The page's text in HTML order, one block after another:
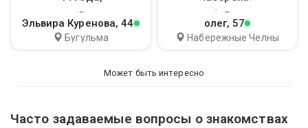
Эльвира Куренова, 44
Бугульма
олег, 57
Набережные Челны
Может быть интересно
Часто задаваемые вопросы о знакомствах